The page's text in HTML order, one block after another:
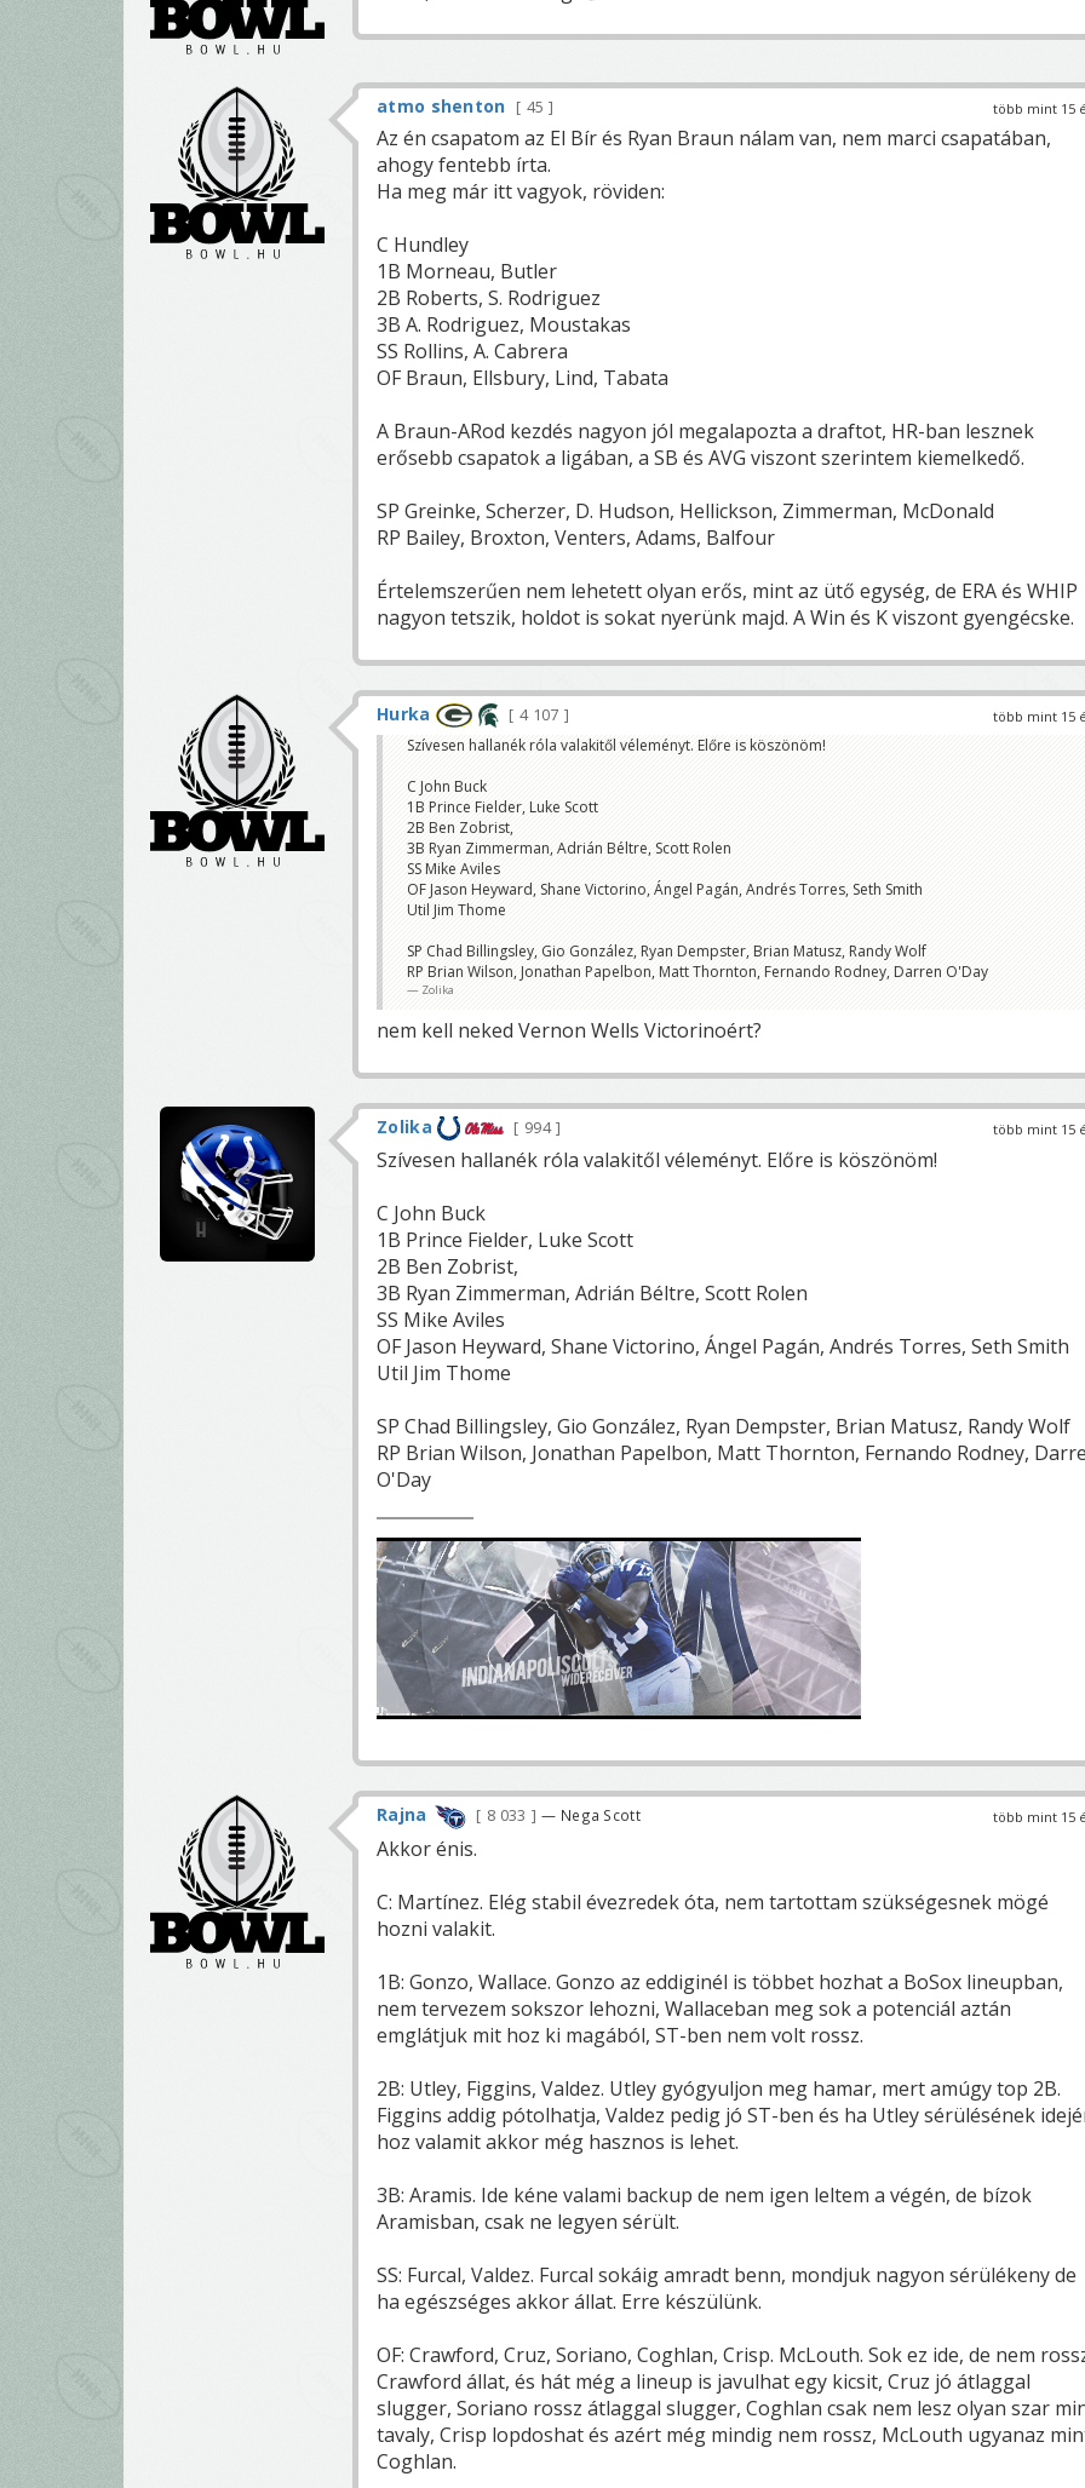
több mint 15
atmo shenton 45
Az én csapatom az El Bír és Ryan Braun nálam van, nem marci csapatában,
ahogy fentebb írta.
Ha meg már itt vagyok, röviden:
C Hundley
1B Morneau, Butler
2B Roberts, S. Rodriguez
3B A. Rodriguez, Moustakas
SS Rollins, A. Cabrera
OF Braun, Ellsbury, Lind, Tabata
A Braun-ARod kezdés nagyon jól megalapozta a draftot, HR-ban lesznek
erősebb csapatok a ligában, a SB és AVG viszont szerintem kiemelkedő.
SP Greinke, Scherzer, D. Hudson, Hellickson, Zimmerman, McDonald
RP Bailey, Broxton, Venters, Adams, Balfour
Értelemszerűen nem lehetett olyan erős, mint az ütő egység, de ERA és WHIP
nagyon tetszik, holdot is sokat nyerünk majd. A Win és K viszont gyengécske.
több mint 15
Hurka
4 107
Szívesen hallanék róla valakitől véleményt. Előre is köszönöm!
C John Buck
1B Prince Fielder, Luke Scott
2B Ben Zobrist,
3B Ryan Zimmerman, Adrián Béltre, Scott Rolen
SS Mike Aviles
OF Jason Heyward, Shane Victorino, Ángel Pagán, Andrés Torres, Seth Smith
Util Jim Thome
SP Chad Billingsley, Gio González, Ryan Dempster, Brian Matusz, Randy Wolf
RP Brian Wilson, Jonathan Papelbon, Matt Thornton, Fernando Rodney, Darren O'Day
Zolika
nem kell neked Vernon Wells Victorinoért?
több mint 15
Zolika 994
Szívesen hallanék róla valakitől véleményt. Előre is köszönöm!
C John Buck
1B Prince Fielder, Luke Scott
2B Ben Zobrist,
3B Ryan Zimmerman, Adrián Béltre, Scott Rolen
SS Mike Aviles
OF Jason Heyward, Shane Victorino, Ángel Pagán, Andrés Torres, Seth Smith
Util Jim Thome
SP Chad Billingsley, Gio González, Ryan Dempster, Brian Matusz, Randy Wolf
RP Brian Wilson, Jonathan Papelbon, Matt Thornton, Fernando Rodney,
O'Day
több mint 15
Rajna 8 033 — Nega Scott
Akkor énis.
C: Martínez. Elég stabil évezredek óta, nem tartottam szükségesnek mögé
hozni valakit.
1B: Gonzo, Wallace. Gonzo az eddiginél is többet hozhat a BoSox lineupban,
nem tervezem sokszor lehozni, Wallaceban meg sok a potenciál aztán
emglátjuk mit hoz ki magából, ST-ben nem volt rossz.
2B: Utley, Figgins, Valdez. Utley gyógyuljon meg hamar, mert amúgy top 2B.
Figgins addig pótolhatja, Valdez pedig jó ST-ben és ha Utley sérülésének
hoz valamit akkor még hasznos is lehet.
3B: Aramis. Ide kéne valami backup de nem igen leltem a végén, de bízok
Aramisban, csak ne legyen sérült.
SS: Furcal, Valdez. Furcal sokáig amradt benn, mondjuk nagyon sérülékeny de
ha egészséges akkor állat. Erre készülünk.
OF: Crawford, Cruz, Soriano, Coghlan, Crisp. McLouth. Sok ez ide, de nem
Crawford állat, és hát még a lineup is javulhat egy kicsit, Cruz jó átlaggal
slugger, Soriano rossz átlaggal slugger, Coghlan csak nem lesz olyan szar
tavaly, Crisp lopdoshat és azért még mindig nem rossz, McLouth ugyanaz
Coghlan.